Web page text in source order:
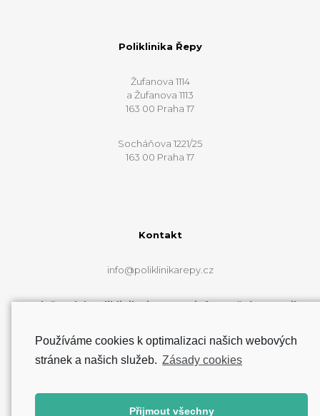
Poliklinika Řepy
Žufanova 1114
a Žufanova 1113
163 00 Praha 17
Socháňova 1221/25
163 00 Praha 17
Kontakt
info@poliklinikarepy.cz
Web řepské polikliniky je pouze informační a e-mail
Používáme cookies k optimalizaci našich webových
stránek a našich služeb. Zásady cookies
Přijmout všechny